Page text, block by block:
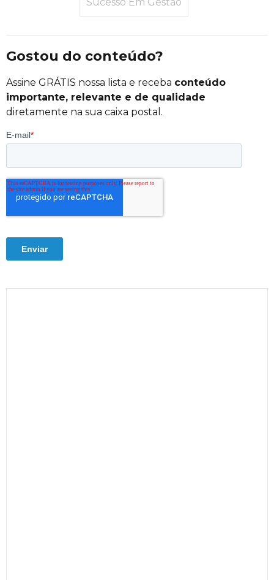
Gostou do conteúdo?
Assine GRÁTIS nossa lista e receba conteúdo
importante, relevante e de qualidade
diretamente na sua caixa postal.